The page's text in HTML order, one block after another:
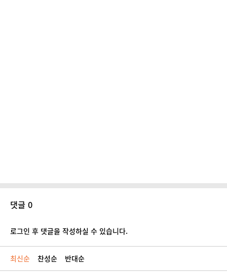
댓글 0
로그인 후 댓글을 작성하실 수 있습니다.
최신순 찬성순 반대순